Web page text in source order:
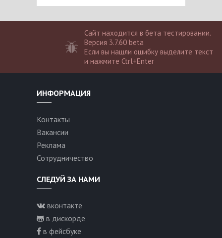
Сайт находится в бета тестировании.
Версия 3.7.60 beta
Если вы нашли ошибку выделите текст
и нажмите Ctrl+Enter
ИНФОРМАЦИЯ
Контакты
Вакансии
Реклама
Сотрудничество
СЛЕДУЙ ЗА НАМИ
вконтакте
в дискорде
в фейсбуке